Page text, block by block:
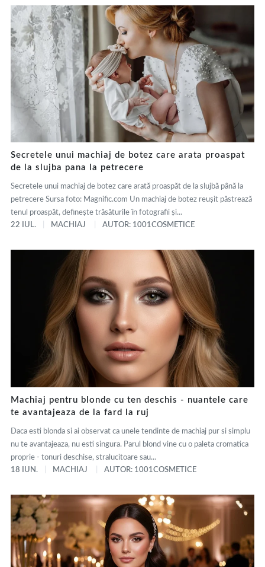
Secretele unui machiaj de botez care arata proaspat
de la slujba pana la petrecere
Secretele unui machiaj de botez care arată proaspăt de la slujbă până la
petrecere Sursa foto: Magnific.com Un machiaj de botez reușit păstrează
tenul proaspăt, definește trăsăturile în fotografii și...
22 IUL.
MACHIAJ AUTOR: 1001COSMETICE
Machiaj pentru blonde cu ten deschis - nuantele care
te avantajeaza de la fard la ruj
Daca esti blonda si ai observat ca unele tendinte de machiaj pur si simplu
nu te avantajeaza, nu esti singura. Parul blond vine cu o paleta cromatica
proprie - tonuri deschise, stralucitoare sau...
18 IUN.
MACHIAJ AUTOR: 1001COSMETICE